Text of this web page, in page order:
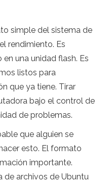
simple del sistema de
rendimiento. Es
una unidad flash. Es
listos para
que ya tiene. Tirar
bajo el control de
de problemas.
que alguien se
esto. El formato
importante.
de archivos de Ubuntu